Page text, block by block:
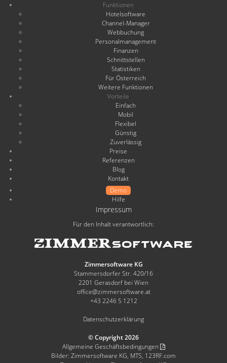
Funktionen
Hotelsoftware
Channel-Manager
Webbuchung
Personalmanagement
Finanzen
Schnittstellen
Statistiken
Für Österreich
Weitere Funktionen
Vorteile
Einfach
Mobil
Flexibel
Günstig
Zuverlässig
Preise
Referenzen
Blog
Kontakt
Demo
Hilfe
Impressum
Für den Inhalt verantwortlich:
Zimmersoftware KG
Stammersdorfer Str. 420/16
2201 Gerasdorf bei Wien
office@zimmersoftware.at
+43 2246 5 1212
Datenschutzerklärung
© Copyright 2026
Allgemeine Geschäftsbedingungen
Bilder: Zimmersoftware KG, MTS, 123RF.com